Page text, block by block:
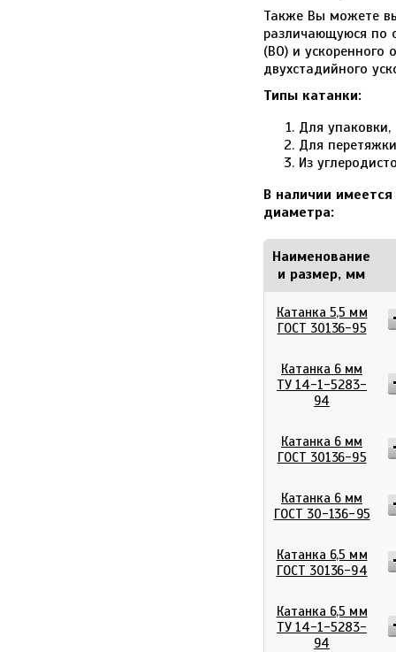
Также Вы можете
различающуюся по
(ВО) и ускоренного
двухстадийного
Типы катанки:
Для
Для
Из
В наличии
диаметра:
Наименование
и размер, мм
Катанка 5,5 мм
ГОСТ 30136-95
Катанка 6 мм
ТУ 14-1-5283-
94
Катанка 6 мм
ГОСТ 30136-95
Катанка 6 мм
ГОСТ 30-136-95
Катанка 6,5 мм
ГОСТ 30136-94
Катанка 6,5 мм
ТУ 14-1-5283-
94